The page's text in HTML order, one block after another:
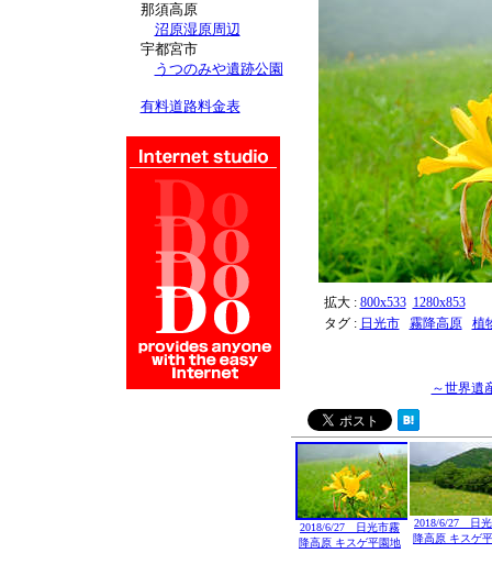
拡大 : 800x533 1280x853
タグ : 日光市 霧降高原 植
～世界遺
2018/6/27 日光市霧
降高原 キスゲ平園地
2018/6/27 日
降高原 キスゲ
那須高原
沼原湿原周辺
宇都宮市
うつのみや遺跡公園
有料道路料金表